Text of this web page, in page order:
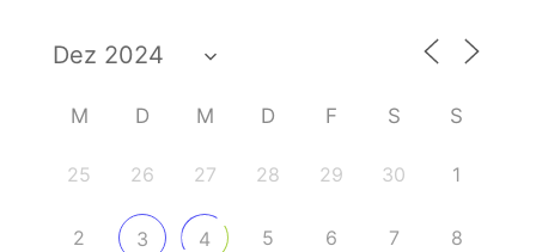
M D M D F S S
25 26 27 28 29 30 1
2 3 4 5 6 7 8